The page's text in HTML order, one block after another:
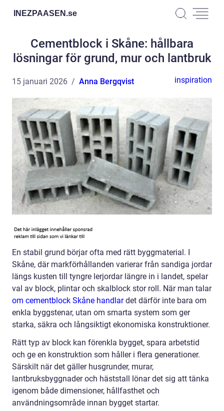
INEZPAASEN.se
Cementblock i Skåne: hållbara
lösningar för grund, mur och lantbruk
15 januari 2026 Anna Bergqvist inspiration
En stabil grund börjar ofta med rätt byggmaterial. I
Skåne, där markförhållanden varierar från sandiga jordar
längs kusten till tyngre lerjordar längre in i landet, spelar
val av block, plintar och skalblock stor roll. När man talar
om cementblock Skåne handlardet därför inte bara om
enkla byggstenar, utan om smarta system som ger
starka, säkra och långsiktigt ekonomiska konstruktioner.
Rätt typ av block kan förenkla bygget, spara arbetstid
och ge en konstruktion som håller i flera generationer.
Särskilt när det gäller husgrunder, murar,
lantbruksbyggnader och häststall lönar det sig att tänka
igenom både dimensioner, hållfasthet och
användningsområde innan bygget startar.